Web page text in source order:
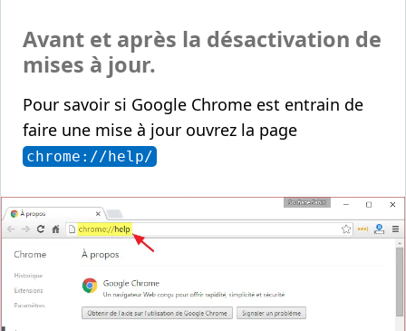
Avant et après la désactivation de
mises à jour.
Pour savoir si Google Chrome est entrain de
faire une mise à jour ouvrez la page
chrome://help/